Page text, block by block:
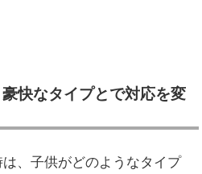
快なタイプとで対応を変
、子供がどのようなタイプ